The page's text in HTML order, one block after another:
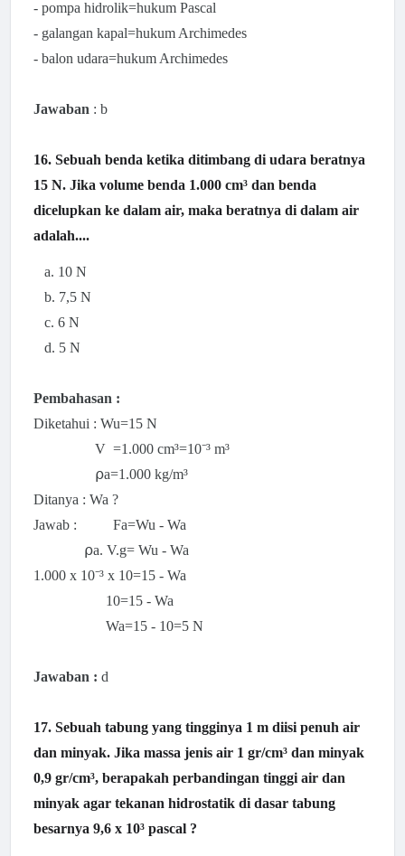
- pompa hidrolik=hukum Pascal
- galangan kapal=hukum Archimedes
- balon udara=hukum Archimedes
Jawaban : b
16. Sebuah benda ketika ditimbang di udara beratnya
15 N. Jika volume benda 1.000 cm³ dan benda
dicelupkan ke dalam air, maka beratnya di dalam air
adalah....
a. 10 N
b. 7,5 N
c. 6 N
d. 5 N
Pembahasan :
Diketahui : Wu=15 N
V =1.000 cm³=10⁻³ m³
⍴a=1.000 kg/m³
Ditanya : Wa ?
Jawab : Fa=Wu - Wa
⍴a. V.g= Wu - Wa
1.000 x 10⁻³ x 10=15 - Wa
10=15 - Wa
Wa=15 - 10=5 N
Jawaban : d
17. Sebuah tabung yang tingginya 1 m diisi penuh air
dan minyak. Jika massa jenis air 1 gr/cm³ dan minyak
0,9 gr/cm³, berapakah perbandingan tinggi air dan
minyak agar tekanan hidrostatik di dasar tabung
besarnya 9,6 x 10³ pascal ?